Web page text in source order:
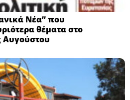
Νέα” που
θέματα στο
Αυγούστου